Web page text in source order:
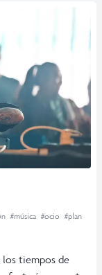
#música #ocio #plan
los tiempos de